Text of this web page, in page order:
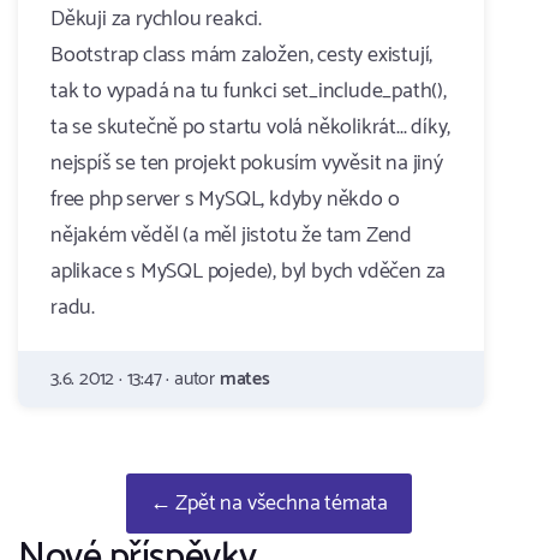
Děkuji za rychlou reakci.
Bootstrap class mám založen, cesty existují,
tak to vypadá na tu funkci set_include_path(),
ta se skutečně po startu volá několikrát... díky,
nejspíš se ten projekt pokusím vyvěsit na jiný
free php server s MySQL, kdyby někdo o
nějakém věděl (a měl jistotu že tam Zend
aplikace s MySQL pojede), byl bych vděčen za
radu.
3.6. 2012 · 13:47 · autormates
← Zpět na všechna témata